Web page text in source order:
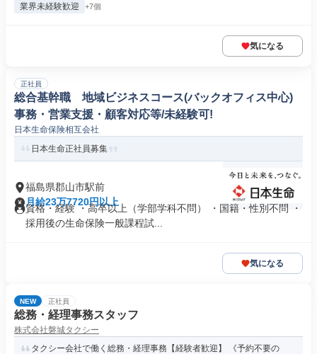
業界未経験歓迎 +7個
気になる
正社員
総合基幹職 地域ビジネスコース(バックオフィス中心)
事務・営業支援・顧客対応等/未経験可!
日本生命保険相互会社
日本生命正社員募集
福島県郡山市駅前
月給23万7720円以上
資格・経験 ・高卒以上（学部学科不問） ・国籍・性別不問 ・
採用後の生命保険一般課程試...
気になる
NEW 正社員
総務・経理事務スタッフ
株式会社磐城タクシー
タクシー会社で働く総務・経理事務【経験者歓迎】 《予約不要の